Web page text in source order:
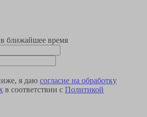
ближайшее время
я даю согласие на обработку
в соответствии с Политикой